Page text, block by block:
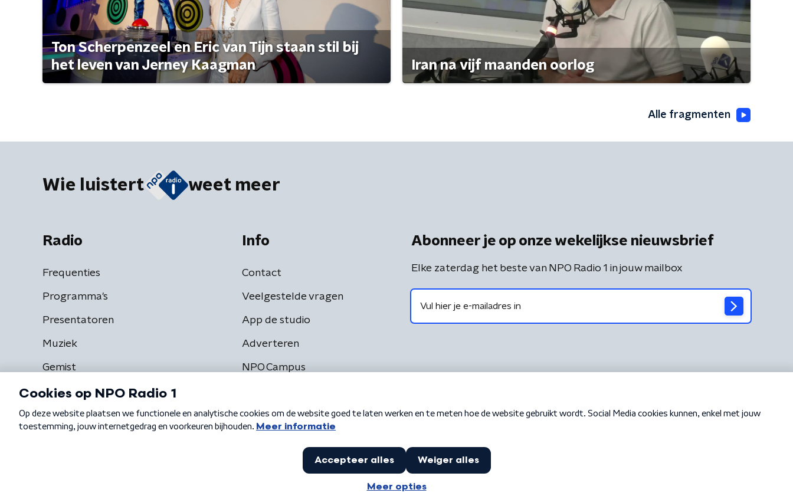
Ton Scherpenzeel en Eric van Tijn staan stil bij
het leven van Jerney Kaagman
Iran na vijf maanden oorlog
Alle fragmenten
Wie luistert weet meer
Radio
Frequenties
Programma's
Presentatoren
Muziek
Gemist
Info
Contact
Veelgestelde vragen
App de studio
Adverteren
NPO Campus
Abonneer je op onze wekelijkse nieuwsbrief
Elke zaterdag het beste van NPO Radio 1 in jouw mailbox
Algemene voorwaarden Privacybeleid